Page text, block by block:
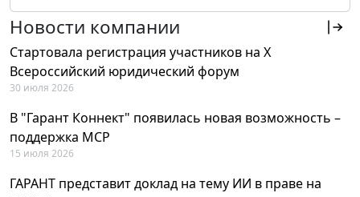
Новости компании
Стартовала регистрация участников на X
Всероссийский юридический форум
30 июля 2026
В "Гарант Коннект" появилась новая возможность –
поддержка MCP
15 июля 2026
ГАРАНТ представит доклад на тему ИИ в праве на